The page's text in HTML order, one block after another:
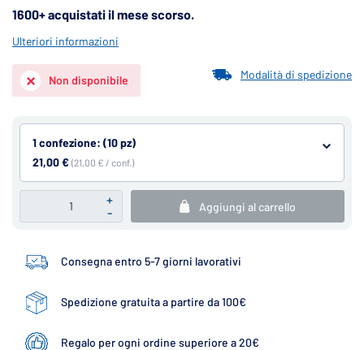
1600+ acquistati il mese scorso.
Ulteriori informazioni
Non disponibile Modalità di spedizione
1 confezione: (10 pz)
21,00 € (21,00 € / conf.)
+
-
Aggiungi al carrello
Consegna entro 5-7 giorni lavorativi
Spedizione gratuita a partire da 100€
Regalo per ogni ordine superiore a 20€